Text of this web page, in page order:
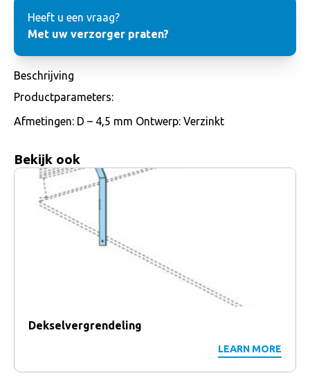
Heeft u een vraag?
Met uw verzorger praten?
Beschrijving
Productparameters:
Afmetingen: D – 4,5 mm Ontwerp: Verzinkt
Bekijk ook
Dekselvergrendeling
LEARN MORE